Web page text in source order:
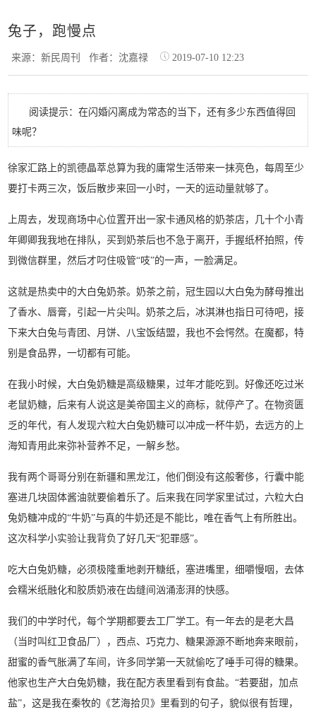
兔子，跑慢点
来源：新民周刊作者：沈嘉禄 2019-07-10 12:23
阅读提示：在闪婚闪离成为常态的当下，还有多少东西值得回
味呢？
徐家汇路上的凯德晶萃总算为我的庸常生活带来一抹亮色，每周至少
要打卡两三次，饭后散步来回一小时，一天的运动量就够了。
上周去，发现商场中心位置开出一家卡通风格的奶茶店，几十个小青
年卿卿我我地在排队，买到奶茶后也不急于离开，手握纸杯拍照，传
到微信群里，然后才叼住吸管“吱”的一声，一脸满足。
这就是热卖中的大白兔奶茶。奶茶之前，冠生园以大白兔为酵母推出
了香水、唇膏，引起一片尖叫。奶茶之后，冰淇淋也指日可待吧，接
下来大白兔与青团、月饼、八宝饭结盟，我也不会愕然。在魔都，特
别是食品界，一切都有可能。
在我小时候，大白兔奶糖是高级糖果，过年才能吃到。好像还吃过米
老鼠奶糖，后来有人说这是美帝国主义的商标，就停产了。在物资匮
乏的年代，有人发现六粒大白兔奶糖可以冲成一杯牛奶，去远方的上
海知青用此来弥补营养不足，一解乡愁。
我有两个哥哥分别在新疆和黑龙江，他们倒没有这般奢侈，行囊中能
塞进几块固体酱油就要偷着乐了。后来我在同学家里试过，六粒大白
兔奶糖冲成的“牛奶”与真的牛奶还是不能比，唯在香气上有所胜出。
这次科学小实验让我背负了好几天“犯罪感”。
吃大白兔奶糖，必须极隆重地剥开糖纸，塞进嘴里，细嚼慢咽，去体
会糯米纸融化和胶质奶液在齿缝间汹涌澎湃的快感。
我们的中学时代，每个学期都要去工厂学工。有一年去的是老大昌
（当时叫红卫食品厂），西点、巧克力、糖果源源不断地奔来眼前，
甜蜜的香气胀满了车间，许多同学第一天就偷吃了唾手可得的糖果。
他家也生产大白兔奶糖，我在配方表里看到有食盐。“若要甜，加点
盐”，这是我在秦牧的《艺海拾贝》里看到的句子，貌似很有哲理，